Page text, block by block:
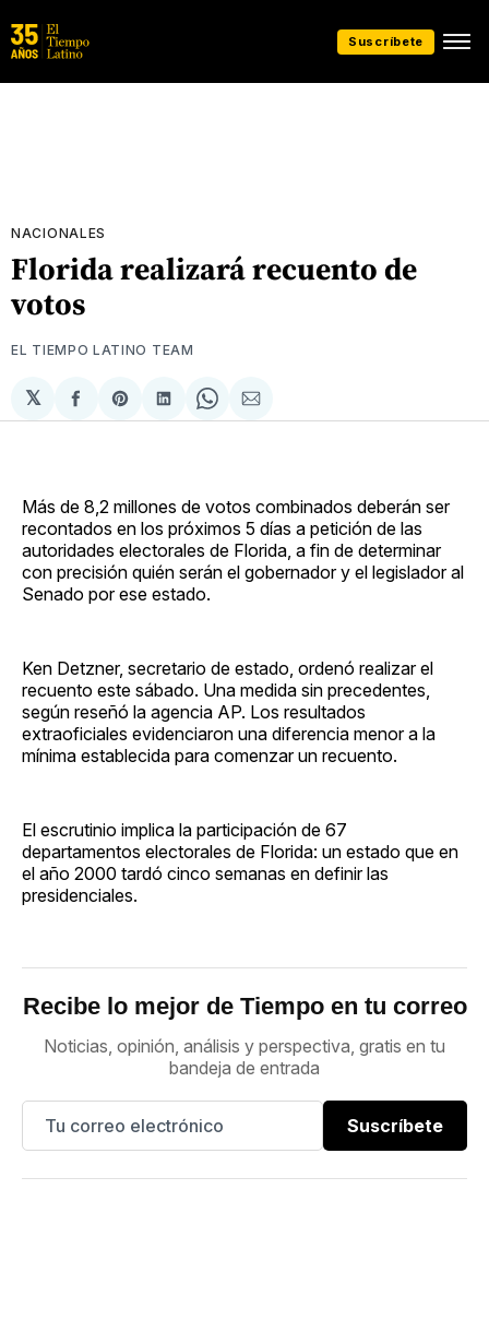
Suscríbete
NACIONALES
Florida realizará recuento de
votos
EL TIEMPO LATINO TEAM
𝕏
Compartir
en
Share
on
Compartir
en
Share
on
Compartir
via
Más de 8,2 millones de votos combinados deberán ser
recontados en los próximos 5 días a petición de las
autoridades electorales de Florida, a fin de determinar
con precisión quién serán el gobernador y el legislador al
Senado por ese estado.
Ken Detzner, secretario de estado, ordenó realizar el
recuento este sábado. Una medida sin precedentes,
según reseñó la agencia AP. Los resultados
extraoficiales evidenciaron una diferencia menor a la
mínima establecida para comenzar un recuento.
El escrutinio implica la participación de 67
departamentos electorales de Florida: un estado que en
el año 2000 tardó cinco semanas en definir las
presidenciales.
Recibe lo mejor de Tiempo en tu correo
Noticias, opinión, análisis y perspectiva, gratis en tu
bandeja de entrada
Suscríbete